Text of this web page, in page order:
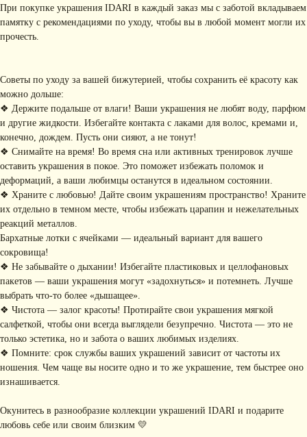
При покупке украшения IDARI в каждый заказ мы с заботой вкладываем
памятку с рекомендациями по уходу, чтобы вы в любой момент могли их
прочесть.
Советы по уходу за вашей бижутерией, чтобы сохранить её красоту как
можно дольше:
❖ Держите подальше от влаги! Ваши украшения не любят воду, парфюм
и другие жидкости. Избегайте контакта с лаками для волос, кремами и,
конечно, дождем. Пусть они сияют, а не тонут!
❖ Снимайте на время! Во время сна или активных тренировок лучше
оставить украшения в покое. Это поможет избежать поломок и
деформаций, а ваши любимцы останутся в идеальном состоянии.
❖ Храните с любовью! Дайте своим украшениям пространство! Храните
их отдельно в темном месте, чтобы избежать царапин и нежелательных
реакций металлов.
Бархатные лотки с ячейками — идеальный вариант для вашего
сокровища!
❖ Не забывайте о дыхании! Избегайте пластиковых и целлофановых
пакетов — ваши украшения могут «задохнуться» и потемнеть. Лучше
выбрать что-то более «дышащее».
❖ Чистота — залог красоты! Протирайте свои украшения мягкой
салфеткой, чтобы они всегда выглядели безупречно. Чистота — это не
только эстетика, но и забота о ваших любимых изделиях.
❖ Помните: срок службы ваших украшений зависит от частоты их
ношения. Чем чаще вы носите одно и то же украшение, тем быстрее оно
изнашивается.
Окунитесь в разнообразие коллекции украшений IDARI и подарите
любовь себе или своим близким 💛
Сайт разработан
Digital-Step
ПОДПИШИТЕСЬ НА
РАССЫЛКУ
Я соглашаюсь с обработкой персональных данных в соответствии сполитикой
конфиденциальности
подписаться
Договор публичной
Политика
конфиденциальности
ИП Хайруллина Сюзанна
Эдуардовна
ИНФОРМАЦИЯ
признанной экстремистской в РФ